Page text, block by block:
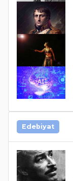
Edebiyat